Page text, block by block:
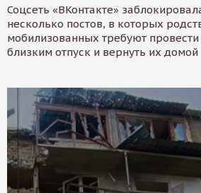
Соцсеть «ВКонтакте»
несколько постов, в которых
мобилизованных требуют
близким отпуск и вернуть их домой